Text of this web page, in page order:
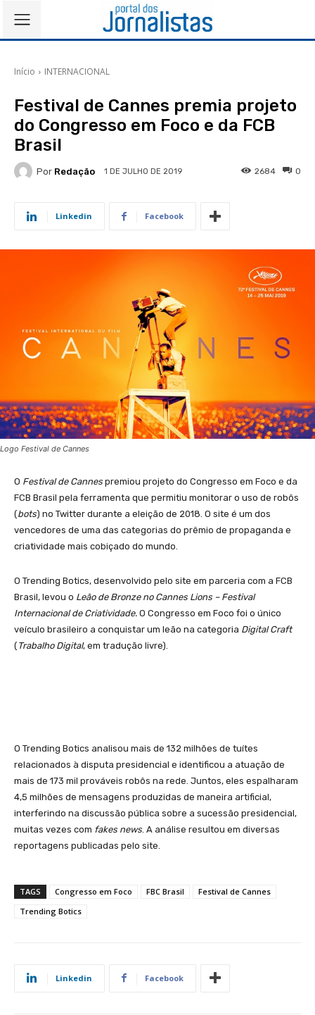
Início INTERNACIONAL
Festival de Cannes premia projeto
do Congresso em Foco e da FCB
Brasil
Por Redação 1 DE JULHO DE 2019 0
2684
Linkedin Facebook
Logo Festival de Cannes
O Festival de Cannes premiou projeto do Congresso em Foco e da
FCB Brasil pela ferramenta que permitiu monitorar o uso de robôs
(bots) no Twitter durante a eleição de 2018. O site é um dos
vencedores de uma das categorias do prêmio de propaganda e
criatividade mais cobiçado do mundo.
O Trending Botics, desenvolvido pelo site em parceria com a FCB
Brasil, levou o Leão de Bronze no Cannes Lions – Festival
Internacional de Criatividade. O Congresso em Foco foi o único
veículo brasileiro a conquistar um leão na categoria Digital Craft
(Trabalho Digital, em tradução livre).
O Trending Botics analisou mais de 132 milhões de tuítes
relacionados à disputa presidencial e identificou a atuação de
mais de 173 mil prováveis robôs na rede. Juntos, eles espalharam
4,5 milhões de mensagens produzidas de maneira artificial,
interferindo na discussão pública sobre a sucessão presidencial,
muitas vezes com fakes news . A análise resultou em diversas
reportagens publicadas pelo site.
TAGS Congresso em Foco FBC Brasil
Festival de Cannes
Trending Botics
Linkedin Facebook